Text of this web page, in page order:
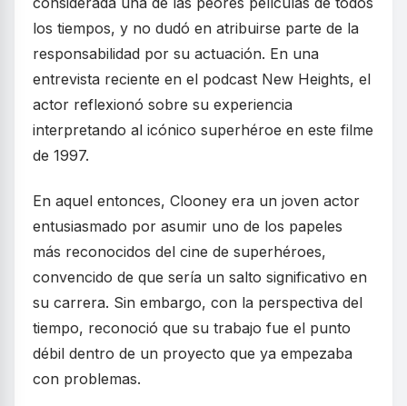
los tiempos, y no dudó en atribuirse parte de la
responsabilidad por su actuación. En una
entrevista reciente en el podcast New Heights, el
actor reflexionó sobre su experiencia
interpretando al icónico superhéroe en este filme
de 1997.
En aquel entonces, Clooney era un joven actor
entusiasmado por asumir uno de los papeles
más reconocidos del cine de superhéroes,
convencido de que sería un salto significativo en
su carrera. Sin embargo, con la perspectiva del
tiempo, reconoció que su trabajo fue el punto
débil dentro de un proyecto que ya empezaba
con problemas.